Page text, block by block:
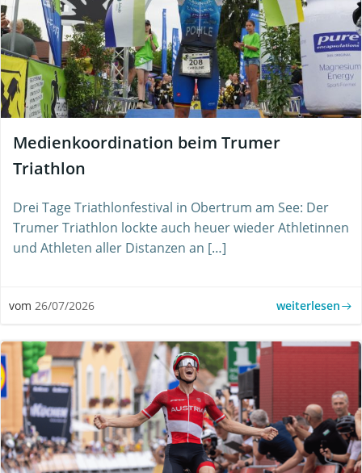
Medienkoordination beim Trumer
Triathlon
Drei Tage Triathlonfestival in Obertrum am See: Der
Trumer Triathlon lockte auch heuer wieder Athletinnen
und Athleten aller Distanzen an […]
vom 26/07/2026 weiterlesen